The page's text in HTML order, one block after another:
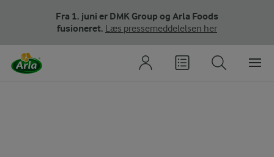
Fra 1. juni er DMK Group og Arla Foods
fusioneret. Læs pressemeddelelsen her